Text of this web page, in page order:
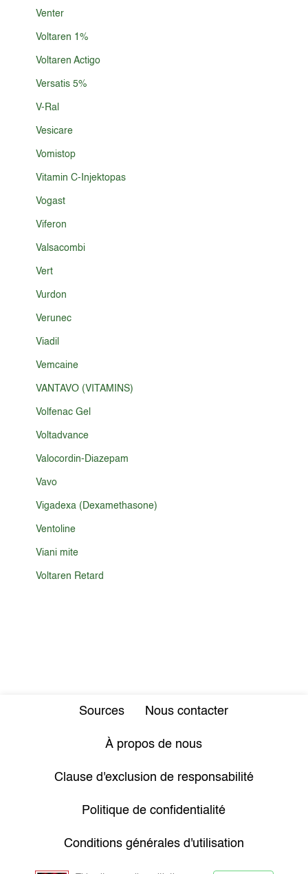
Venter
Voltaren 1%
Voltaren Actigo
Versatis 5%
V-Ral
Vesicare
Vomistop
Vitamin C-Injektopas
Vogast
Viferon
Valsacombi
Vert
Vurdon
Verunec
Viadil
Vemcaine
VANTAVO (VITAMINS)
Volfenac Gel
Voltadvance
Valocordin-Diazepam
Vavo
Vigadexa (Dexamethasone)
Ventoline
Viani mite
Voltaren Retard
Sources Nous contacter
À propos de nous
Clause d'exclusion de responsabilité
Politique de confidentialité
Conditions générales d'utilisation